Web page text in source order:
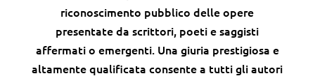
riconoscimento pubblico delle opere
presentate da scrittori, poeti e saggisti
affermati o emergenti. Una giuria prestigiosa e
altamente qualificata consente a tutti gli autori